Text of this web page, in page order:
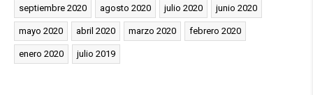
septiembre 2020 agosto 2020 julio 2020 junio 2020
mayo 2020 abril 2020 marzo 2020 febrero 2020
enero 2020 julio 2019